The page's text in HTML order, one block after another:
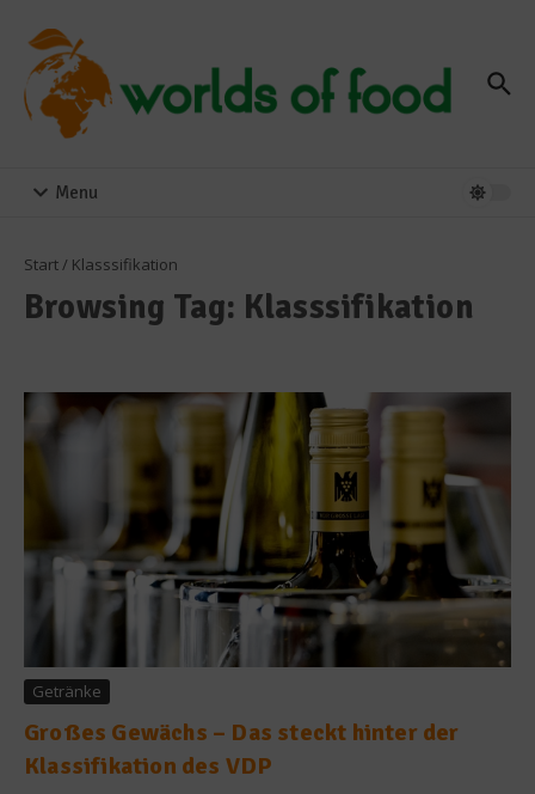
Menu
Start/ Klasssifikation
Browsing Tag: Klasssifikation
Getränke
Großes Gewächs – Das steckt hinter der
Klassifikation des VDP